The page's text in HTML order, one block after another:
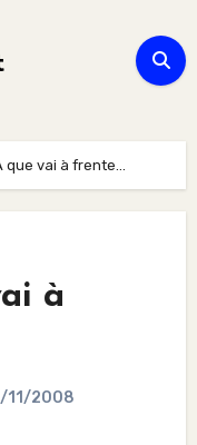
que vai à frente…
à
11/2008